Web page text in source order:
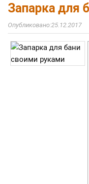
Запарка для
25.12.2017